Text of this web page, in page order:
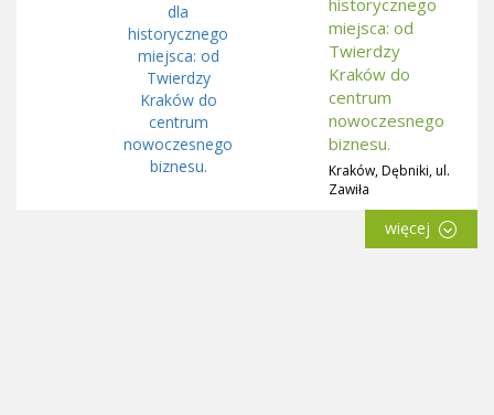
miejsca: od
Twierdzy
Kraków do
centrum
nowoczesnego
biznesu.
Kraków, Dębniki, ul.
Zawiła
więcej